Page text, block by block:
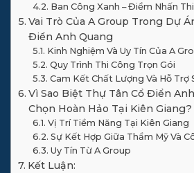
Ban Công Xanh – Điểm Nhấn
Vai Trò Của A Group Trong Dự
Điển Anh Quang
Kinh Nghiệm Và Uy Tín Của A
Quy Trình Thi Công Trọn Gói
Cam Kết Chất Lượng Và Hỗ Trợ
Vì Sao Biệt Thự Tân Cổ Điển
Chọn Hoàn Hảo Tại Kiên Giang?
Vị Trí Tiềm Năng Tại Kiên Giang
Sự Kết Hợp Giữa Thẩm Mỹ Và
Uy Tín Từ A Group
Kết Luận: